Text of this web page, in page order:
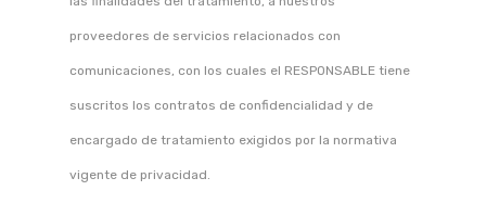
proveedores de servicios relacionados con
comunicaciones, con los cuales el RESPONSABLE tiene
suscritos los contratos de confidencialidad y de
encargado de tratamiento exigidos por la normativa
vigente de privacidad.